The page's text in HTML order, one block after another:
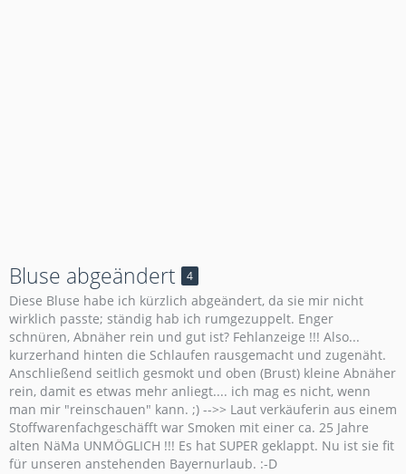
Bluse abgeändert 4
Diese Bluse habe ich kürzlich abgeändert, da sie mir nicht
wirklich passte; ständig hab ich rumgezuppelt. Enger
schnüren, Abnäher rein und gut ist? Fehlanzeige !!! Also...
kurzerhand hinten die Schlaufen rausgemacht und zugenäht.
Anschließend seitlich gesmokt und oben (Brust) kleine Abnäher
rein, damit es etwas mehr anliegt.... ich mag es nicht, wenn
man mir "reinschauen" kann. ;) -->> Laut verkäuferin aus einem
Stoffwarenfachgeschäfft war Smoken mit einer ca. 25 Jahre
alten NäMa UNMÖGLICH !!! Es hat SUPER geklappt. Nu ist sie fit
für unseren anstehenden Bayernurlaub. :-D